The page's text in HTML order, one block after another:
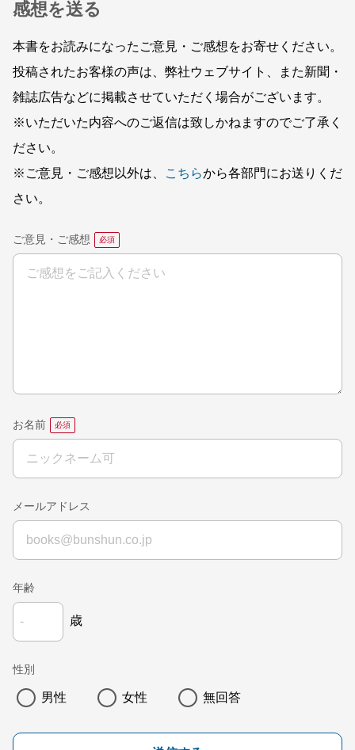
感想を送る
本書をお読みになったご意見・ご感想をお寄せください。
投稿されたお客様の声は、弊社ウェブサイト、また新聞・
雑誌広告などに掲載させていただく場合がございます。
※いただいた内容へのご返信は致しかねますのでご了承く
ださい。
※ご意見・ご感想以外は、
こちらから各部門にお送りくだ
さい。
ご意見・ご感想
お名前
メールアドレス
年齢
歳
性別
男性 女性 無回答